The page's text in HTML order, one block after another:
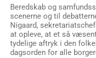
Beredskab og
scenerne og til
Nigaard,
at opleve, at et så
tydelige aftryk i den
dagsorden for alle